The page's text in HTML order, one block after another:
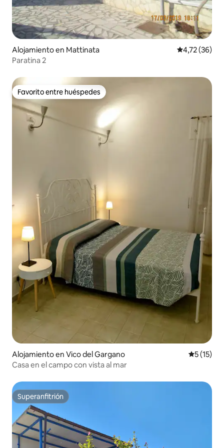
Alojamiento en Mattinata Calificación
4,72 (36)
Paratina 2
Favorito entre huéspedes
Favorito entre huéspedes
Alojamiento en Vico del Gargano
5 (15)
Casa en el campo con vista al mar
Superanfitrión
Superanfitrión